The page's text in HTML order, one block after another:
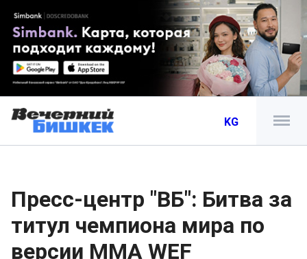
KG
Пресс-центр "ВБ": Битва за
титул чемпиона мира по
версии ММА WEF